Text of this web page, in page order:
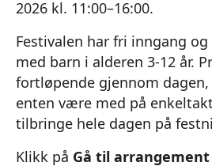
2026 kl. 11:00–16:00.
Festivalen har fri inngang
med barn i alderen 3-12 år.
fortløpende gjennom
enten være med på
tilbringe hele dagen på
Klikk på Gå til arrangement